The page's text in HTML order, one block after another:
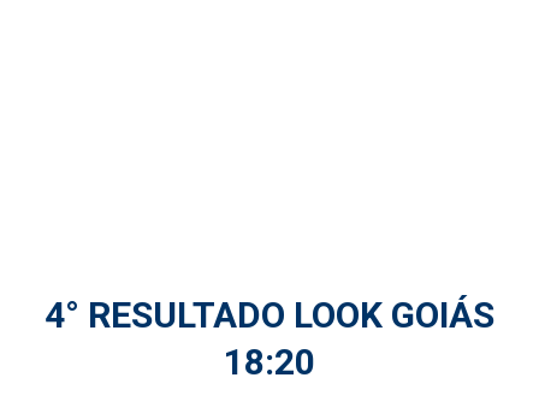
4° RESULTADO LOOK GOIÁS
18:20